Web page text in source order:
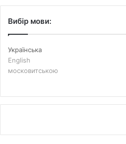
Вибір мови:
Українська
English
московитською